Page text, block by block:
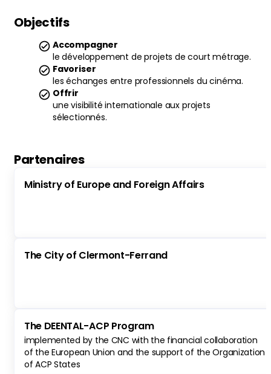
Objectifs
Accompagner
le développement de projets de court métrage.
Favoriser
les échanges entre professionnels du cinéma.
Offrir
une visibilité internationale aux projets
sélectionnés.
Partenaires
Ministry of Europe and Foreign Affairs
The City of Clermont-Ferrand
The DEENTAL-ACP Program
implemented by the CNC with the financial collaboration
of the European Union and the support of the Organization
of ACP States